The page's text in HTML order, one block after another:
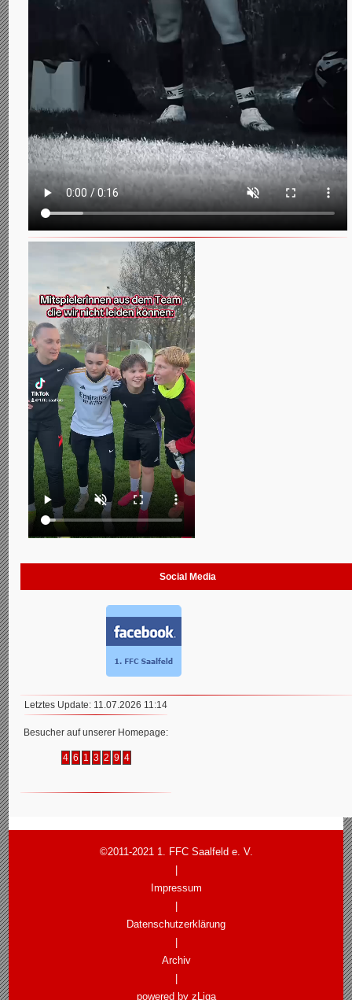
Social Media
Letztes Update: 11.07.2026 11:14
Besucher auf unserer Homepage:
4 6 1 3 2 9 4
©2011-2021 1. FFC Saalfeld e. V.
Impressum
Datenschutzerklärung
Archiv
powered by zLiga